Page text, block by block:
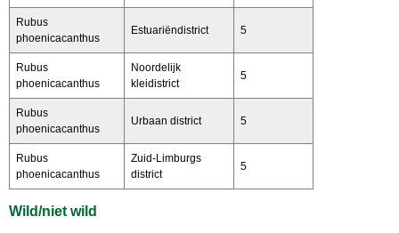
Rubus
phoenicacanthus
Estuariëndistrict 5
Rubus
phoenicacanthus
Noordelijk
kleidistrict
5
Rubus
phoenicacanthus
Urbaan district 5
Rubus
phoenicacanthus
Zuid-Limburgs
district
5
Wild/niet wild